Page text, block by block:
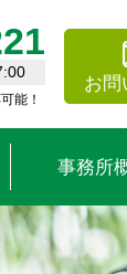
能！
お問
事務所